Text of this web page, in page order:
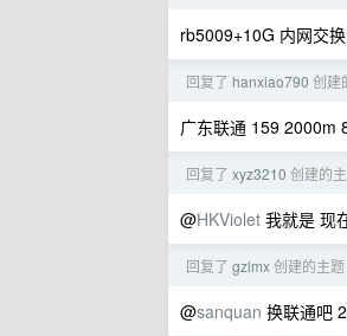
rb5009+10G 内网交
回复了 hanxiao790 创建
广东联通 159 2000m
回复了 xyz3210 创建的
@HKViolet 我就是 现
回复了 gzlmx创建的主题
@sanquan 换联通吧